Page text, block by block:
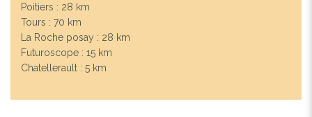
Poitiers : 28 km
Tours : 70 km
La Roche posay : 28 km
Futuroscope : 15 km
Chatellerault : 5 km